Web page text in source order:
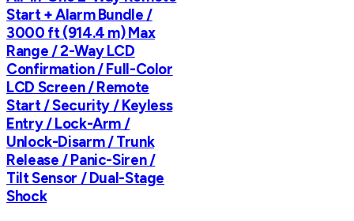
Start + Alarm Bundle /
3000 ft (914.4 m) Max
Range / 2-Way LCD
Confirmation / Full-Color
LCD Screen / Remote
Start / Security / Keyless
Entry / Lock-Arm /
Unlock-Disarm / Trunk
Release / Panic-Siren /
Tilt Sensor / Dual-Stage
Shock